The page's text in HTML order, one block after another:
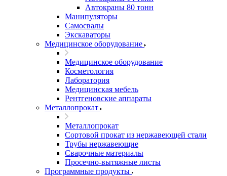
Автокраны 80 тонн
Манипуляторы
Самосвалы
Экскаваторы
Медицинское оборудование
Медицинское оборудование
Косметология
Лаборатория
Медицинская мебель
Рентгеновские аппараты
Металлопрокат
Металлопрокат
Сортовой прокат из нержавеющей стали
Трубы нержавеющие
Сварочные материалы
Просечно-вытяжные листы
Программные продукты